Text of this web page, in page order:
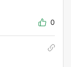
0